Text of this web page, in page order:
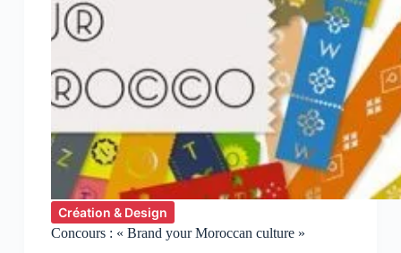
Création & Design
Concours : « Brand your Moroccan culture »